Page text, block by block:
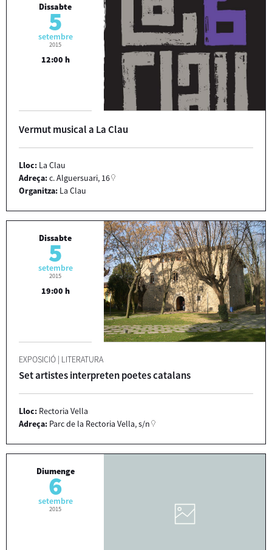
Dissabte
5
setembre
2015
12:00 h
Vermut musical a La Clau
Lloc: La Clau
Adreça:c. Alguersuari, 16
Organitza: La Clau
Dissabte
5
setembre
2015
19:00 h
EXPOSICIÓ | LITERATURA
Set artistes interpreten poetes catalans
Lloc: Rectoria Vella
Adreça: Parc de la Rectoria Vella, s/n
Diumenge
6
setembre
2015